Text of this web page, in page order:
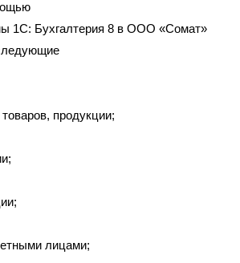
1С: Бухгалтерия 8 в ООО «Сомат»
продукции;
лицами;